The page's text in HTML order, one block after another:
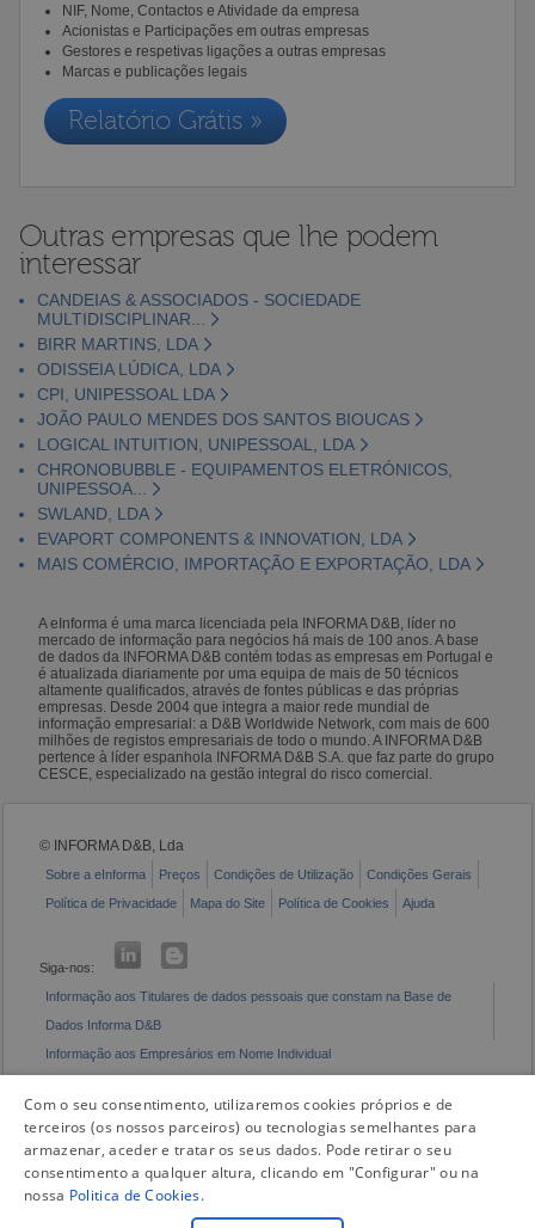
NIF, Nome, Contactos e Atividade da empresa
Acionistas e Participações em outras empresas
Gestores e respetivas ligações a outras empresas
Marcas e publicações legais
Relatório Grátis »
Outras empresas que lhe podem
interessar
CANDEIAS & ASSOCIADOS - SOCIEDADE
MULTIDISCIPLINAR...
BIRR MARTINS, LDA
ODISSEIA LÚDICA, LDA
CPI, UNIPESSOAL LDA
JOÃO PAULO MENDES DOS SANTOS BIOUCAS
LOGICAL INTUITION, UNIPESSOAL, LDA
CHRONOBUBBLE - EQUIPAMENTOS ELETRÓNICOS,
UNIPESSOA...
SWLAND, LDA
EVAPORT COMPONENTS & INNOVATION, LDA
MAIS COMÉRCIO, IMPORTAÇÃO E EXPORTAÇÃO, LDA
A eInforma é uma marca licenciada pela INFORMA D&B, líder no
mercado de informação para negócios há mais de 100 anos. A base
de dados da INFORMA D&B contém todas as empresas em Portugal e
é atualizada diariamente por uma equipa de mais de 50 técnicos
altamente qualificados, através de fontes públicas e das próprias
empresas. Desde 2004 que integra a maior rede mundial de
informação empresarial: a D&B Worldwide Network, com mais de 600
milhões de registos empresariais de todo o mundo. A INFORMA D&B
pertence à líder espanhola INFORMA D&B S.A. que faz parte do grupo
CESCE, especializado na gestão integral do risco comercial.
© INFORMA D&B, Lda
Sobre a eInforma Preços Condições de Utilização
Condições Gerais
Política de Privacidade
Mapa do Site Política de Cookies Ajuda
Siga-nos:
Informação aos Titulares de dados pessoais que constam na Base de
Dados Informa D&B
Informação aos Empresários em Nome Individual
Com o seu consentimento, utilizaremos cookies próprios e de
terceiros (os nossos parceiros) ou tecnologias semelhantes para
armazenar, aceder e tratar os seus dados. Pode retirar o seu
consentimento a qualquer altura, clicando em "Configurar" ou na
nossa Politica de Cookies.